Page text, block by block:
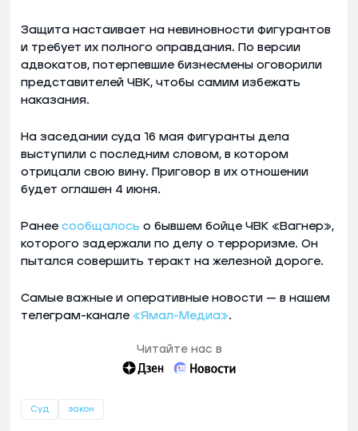
Защита настаивает на невиновности фигурантов
и требует их полного оправдания. По версии
адвокатов, потерпевшие бизнесмены оговорили
представителей ЧВК, чтобы самим избежать
наказания.
На заседании суда 16 мая фигуранты дела
выступили с последним словом, в котором
отрицали свою вину. Приговор в их отношении
будет оглашен 4 июня.
Ранее сообщалось о бывшем бойце ЧВК «Вагнер»,
которого задержали по делу о терроризме. Он
пытался совершить теракт на железной дороге.
Самые важные и оперативные новости — в нашем
телеграм-канале «Ямал-Медиа».
Читайте нас в
Суд закон